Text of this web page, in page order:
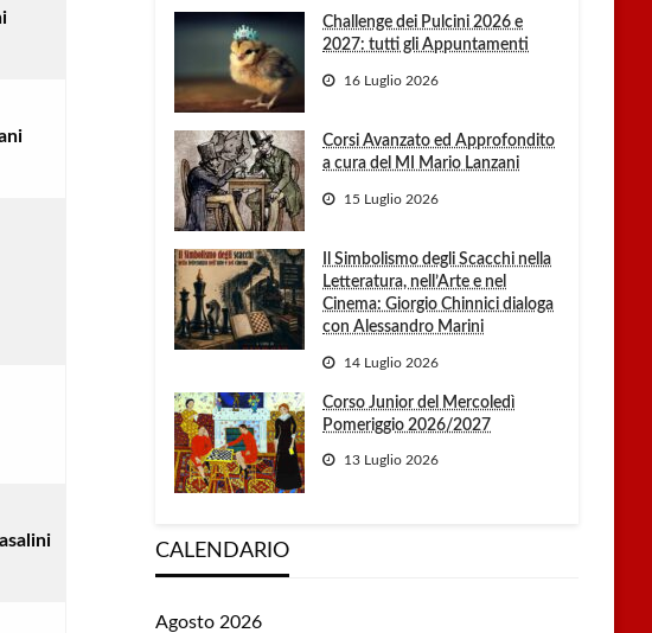
Challenge dei Pulcini 2026 e
2027: tutti gli Appuntamenti
16 Luglio 2026
Corsi Avanzato ed Approfondito
a cura del MI Mario Lanzani
15 Luglio 2026
Il Simbolismo degli Scacchi nella
Letteratura, nell’Arte e nel
Cinema: Giorgio Chinnici dialoga
con Alessandro Marini
14 Luglio 2026
Corso Junior del Mercoledì
Pomeriggio 2026/2027
13 Luglio 2026
CALENDARIO
Agosto 2026